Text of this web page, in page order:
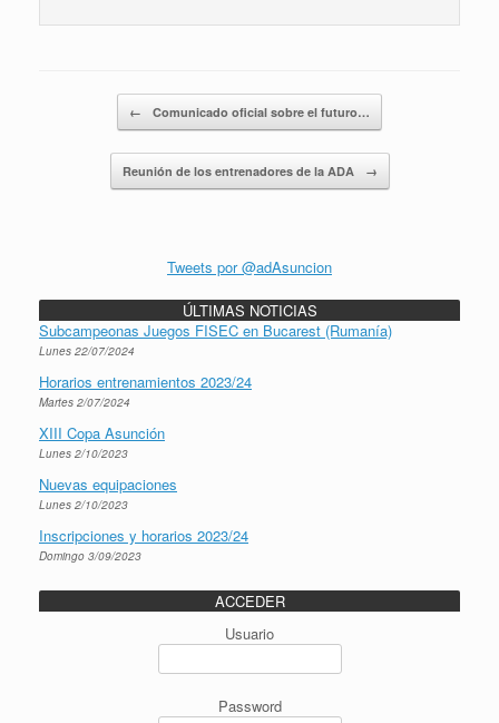
← Comunicado oficial sobre el futuro…
Reunión de los entrenadores de la ADA →
Tweets por @adAsuncion
ÚLTIMAS NOTICIAS
Subcampeonas Juegos FISEC en Bucarest (Rumanía)
Lunes 22/07/2024
Horarios entrenamientos 2023/24
Martes 2/07/2024
XIII Copa Asunción
Lunes 2/10/2023
Nuevas equipaciones
Lunes 2/10/2023
Inscripciones y horarios 2023/24
Domingo 3/09/2023
ACCEDER
Usuario
Password